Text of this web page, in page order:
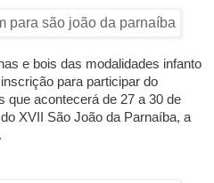
e bois das modalidades infanto
para participar do
que acontecerá de 27 a 30 de
XVII São João da Parnaíba, a